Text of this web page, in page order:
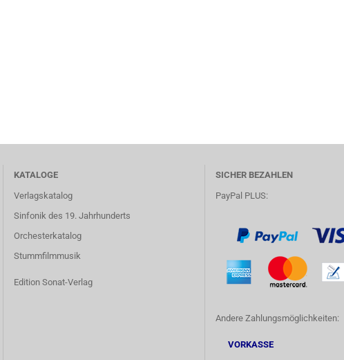
KATALOGE
Verlagskatalog
Sinfonik des 19. Jahrhunderts
Orchesterkatalog
Stummfilmmusik
Edition Sonat-Verlag
SICHER BEZAHLEN
PayPal PLUS:
Andere Zahlungsmöglichkeiten:
VORKASSE